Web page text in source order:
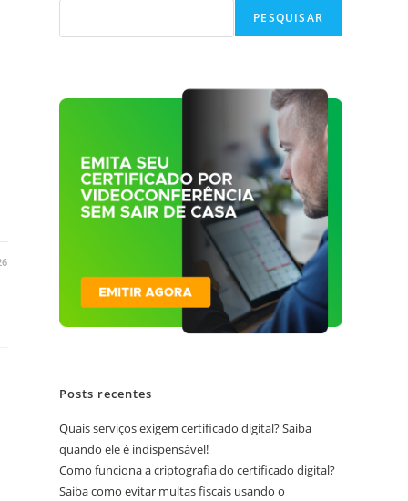
PESQUISAR
Posts recentes
Quais serviços exigem certificado digital? Saiba
quando ele é indispensável!
Como funciona a criptografia do certificado digital?
Saiba como evitar multas fiscais usando o